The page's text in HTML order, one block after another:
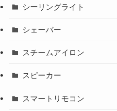
シーリングライト
シェーバー
スチームアイロン
スピーカー
スマートリモコン